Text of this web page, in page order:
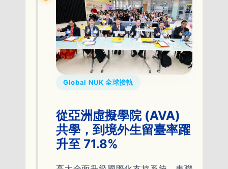
Global NUK 全球接軌
從亞洲虛擬學院 (AVA)
共學，到境外生留臺率躍
升至 71.8%